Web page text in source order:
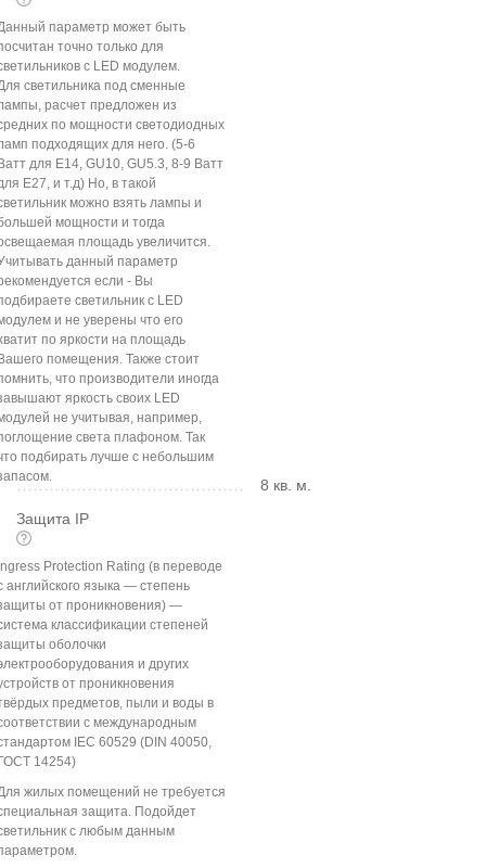
параметр может быть
точно только для
с LED модулем.
светильника под сменные
расчет предложен из
по мощности светодиодных
подходящих для него. (5-6
для E14, GU10, GU5.3, 8-9 Ватт
E27, и т.д) Но, в такой
можно взять лампы и
мощности и тогда
площадь увеличится.
данный параметр
если - Вы
светильник с LED
и не уверены что его
по яркости на площадь
помещения. Также стоит
что производители иногда
яркость своих LED
не учитывая, например,
света плафоном. Так
подбирать лучше с небольшим
8 кв. м.
Защита IP
Protection Rating (в переводе
английского языка — степень
от проникновения) —
классификации степеней
оболочки
и других
от проникновения
предметов, пыли и воды в
с международным
IEC 60529 (DIN 40050,
14254)
жилых помещений не требуется
защита. Подойдет
с любым данным